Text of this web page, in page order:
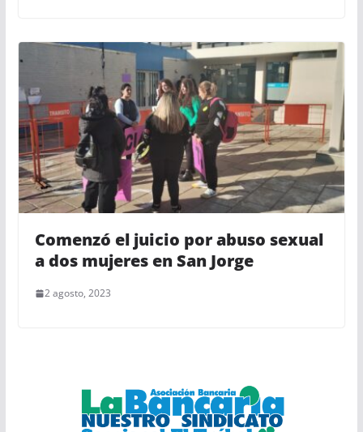
Comenzó el juicio por abuso sexual
a dos mujeres en San Jorge
2 agosto, 2023